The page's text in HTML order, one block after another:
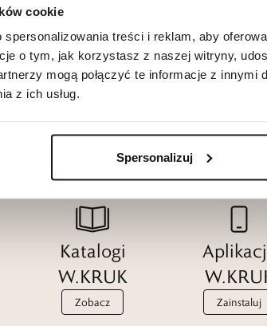
cookie
treści i reklam, aby
o tym, jak korzystasz z naszej witryny,
mogą połączyć te informacje z innymi
z ich usług.
Spersonalizuj
Katalogi
W.KRUK
Zobacz Zainstaluj